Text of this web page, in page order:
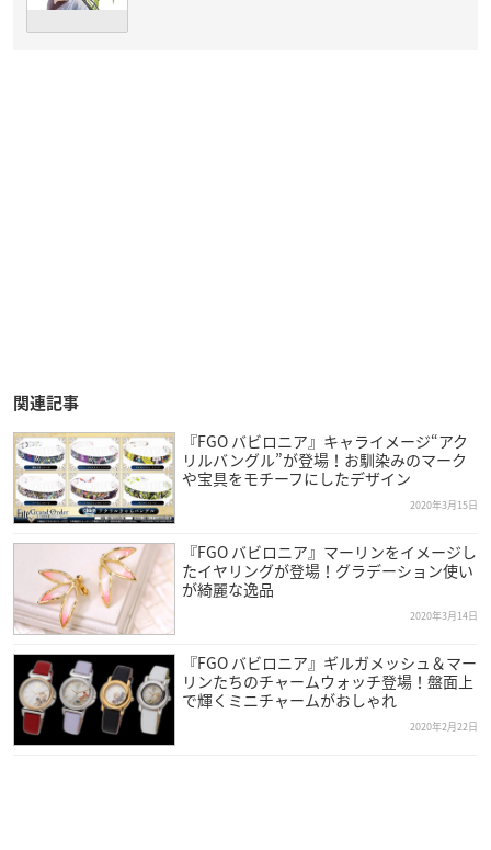
関連記事
『FGO バビロニア』キャライメージ“アク
リルバングル”が登場！お馴染みのマーク
や宝具をモチーフにしたデザイン
2020年3月15日
『FGO バビロニア』マーリンをイメージし
たイヤリングが登場！グラデーション使い
が綺麗な逸品
2020年3月14日
『FGO バビロニア』ギルガメッシュ＆マー
リンたちのチャームウォッチ登場！盤面上
で輝くミニチャームがおしゃれ
2020年2月22日